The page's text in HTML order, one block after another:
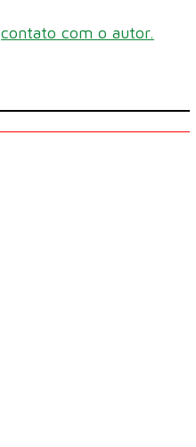
contato com o autor.